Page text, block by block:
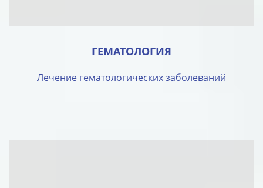
ГЕМАТОЛОГИЯ
Лечение гематологических заболеваний